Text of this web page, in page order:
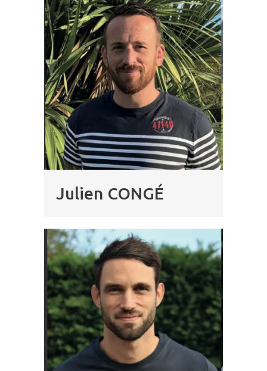
Julien CONGÉ